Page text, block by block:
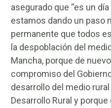
asegurado que “es un
estamos dando un paso
permanente que todos
la despoblación del
Mancha, porque de
compromiso del
desarrollo del medio
Desarrollo Rural y